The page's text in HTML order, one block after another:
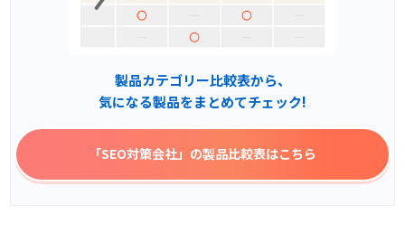
製品カテゴリー比較表から、
気になる製品をまとめてチェック!
「SEO対策会社」 の製品比較表はこちら